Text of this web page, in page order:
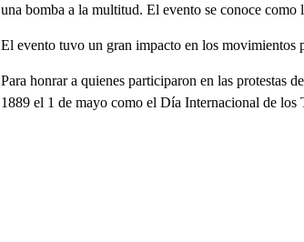
una bomba a la multitud. El evento se conoce como
El evento tuvo un gran impacto en los movimientos
Para honrar a quienes participaron en las protestas
1889 el 1 de mayo como el Día Internacional de los